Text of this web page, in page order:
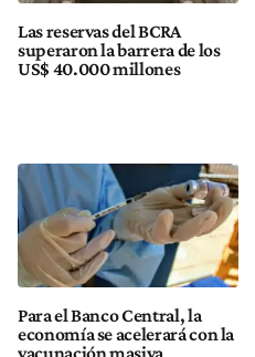
Las reservas del BCRA
superaron la barrera de los
US$ 40.000 millones
Para el Banco Central, la
economía se acelerará con la
vacunación masiva